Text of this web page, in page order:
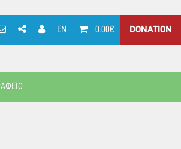
EN 0.00€ DONATION